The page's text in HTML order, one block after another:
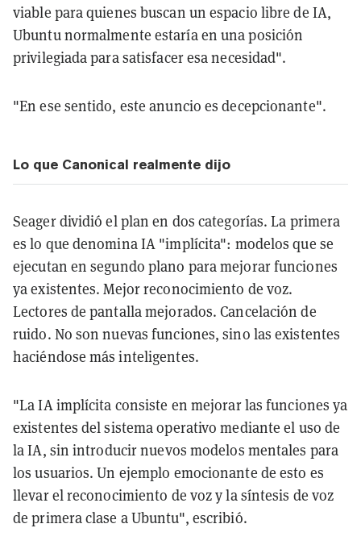
viable para quienes buscan un espacio libre de IA,
Ubuntu normalmente estaría en una posición
privilegiada para satisfacer esa necesidad".
"En ese sentido, este anuncio es decepcionante".
Lo que Canonical realmente dijo
Seager dividió el plan en dos categorías. La primera
es lo que denomina IA "implícita": modelos que se
ejecutan en segundo plano para mejorar funciones
ya existentes. Mejor reconocimiento de voz.
Lectores de pantalla mejorados. Cancelación de
ruido. No son nuevas funciones, sino las existentes
haciéndose más inteligentes.
"La IA implícita consiste en mejorar las funciones ya
existentes del sistema operativo mediante el uso de
la IA, sin introducir nuevos modelos mentales para
los usuarios. Un ejemplo emocionante de esto es
llevar el reconocimiento de voz y la síntesis de voz
de primera clase a Ubuntu", escribió.